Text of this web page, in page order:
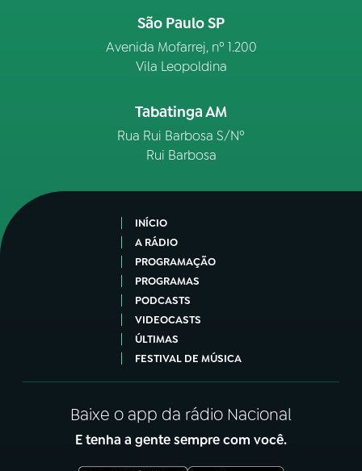
São Paulo SP
Avenida Mofarrej, nº 1.200
Vila Leopoldina
Tabatinga AM
Rua Rui Barbosa S/Nº
Rui Barbosa
INÍCIO
A RÁDIO
PROGRAMAÇÃO
PROGRAMAS
PODCASTS
VIDEOCASTS
ÚLTIMAS
FESTIVAL DE MÚSICA
Baixe o app da rádio Nacional
E tenha a gente sempre com você.